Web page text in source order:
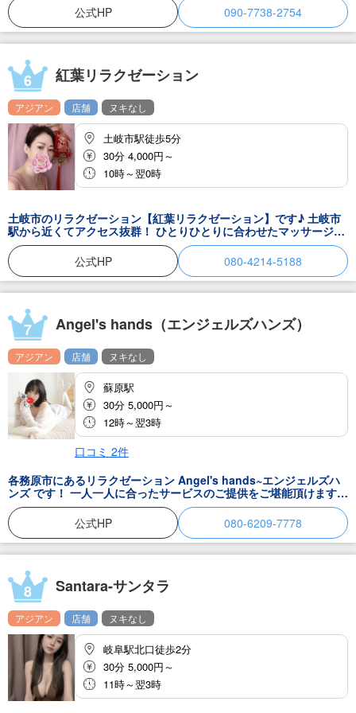
身体はもちろんのこと心も癒されること間違いなしです！ 永遠に続
いてほしいと思えるほどの癒しの時間をぜひご堪能くださいませ♪
毎日あなたのお越しをお店で待っています。
公式HP 090-7738-2754
6 紅葉リラクゼーション
アジアン 店舗 ヌキなし
土岐市駅徒歩5分
30分 4,000円～
10時～翌0時
土岐市のリラクゼーション【紅葉リラクゼーション】です♪ 土岐市
駅から近くてアクセス抜群！ ひとりひとりに合わせたマッサージで
極上な時間を味わっていただけます。 ハイクオリティなおもてなし
をご堪能頂ければ、気持ちいいだけでなく、健康維持にも繋がりま
すよ！ 興味のある方は、ぜひ1度お試しくださいね♪ 元気が欲しい
あなたのお越しをお待ちしております♪
公式HP 080-4214-5188
7 Angel's hands（エンジェルズハンズ）
アジアン 店舗 ヌキなし
蘇原駅
30分 5,000円～
12時～翌3時
口コミ 2件
各務原市にあるリラクゼーション Angel's hands~エンジェルズハ
ンズ です！ 一人一人に合ったサービスのご提供をご堪能頂けます♪
体の事を考えた癒しのテクニックで心身共に癒されること間違いな
し！ まずは1度、足を運んでみてください♪ お近くにお立ち寄りの
際にはお立ち寄りください。
公式HP 080-6209-7778
8 Santara-サンタラ
アジアン 店舗 ヌキなし
岐阜駅北口徒歩2分
30分 5,000円～
11時～翌3時